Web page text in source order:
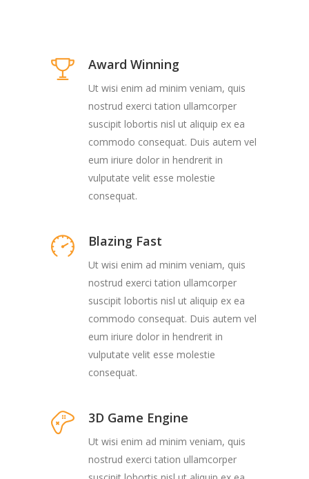
Award Winning
Ut wisi enim ad minim veniam, quis
nostrud exerci tation ullamcorper
suscipit lobortis nisl ut aliquip ex ea
commodo consequat. Duis autem vel
eum iriure dolor in hendrerit in
vulputate velit esse molestie
consequat.
Blazing Fast
Ut wisi enim ad minim veniam, quis
nostrud exerci tation ullamcorper
suscipit lobortis nisl ut aliquip ex ea
commodo consequat. Duis autem vel
eum iriure dolor in hendrerit in
vulputate velit esse molestie
consequat.
3D Game Engine
Ut wisi enim ad minim veniam, quis
nostrud exerci tation ullamcorper